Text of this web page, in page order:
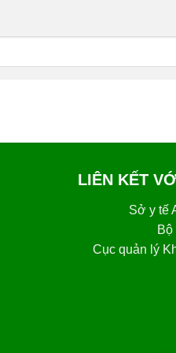
LIÊN KẾT
Sở y tế
Bộ
Cục quản lý